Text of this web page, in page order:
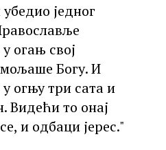
једног
огањ свој
Богу. И
огњу три сата и
Видећи то онај
и одбаци јерес."